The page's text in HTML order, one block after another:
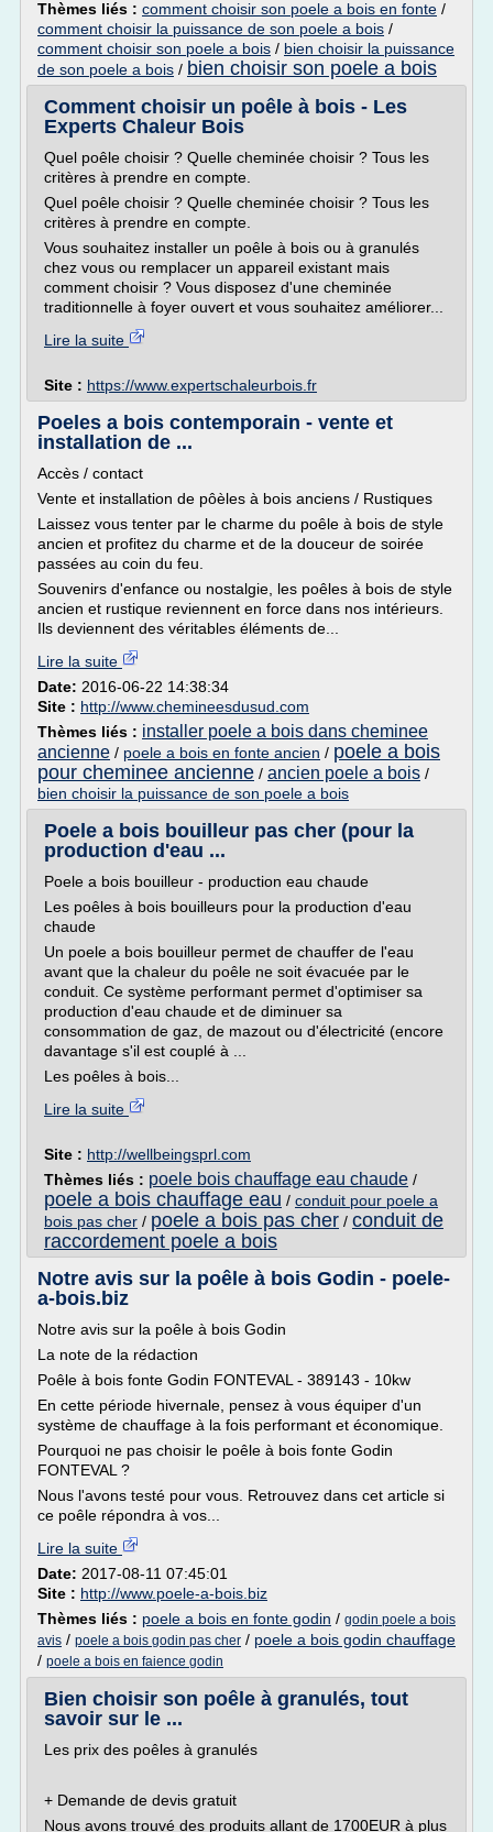
Thèmes liés : comment choisir son poele a bois en fonte /
comment choisir la puissance de son poele a bois /
comment choisir son poele a bois / bien choisir la puissance
de son poele a bois / bien choisir son poele a bois
Comment choisir un poêle à bois - Les
Experts Chaleur Bois
Quel poêle choisir ? Quelle cheminée choisir ? Tous les
critères à prendre en compte.
Quel poêle choisir ? Quelle cheminée choisir ? Tous les
critères à prendre en compte.
Vous souhaitez installer un poêle à bois ou à granulés
chez vous ou remplacer un appareil existant mais
comment choisir ? Vous disposez d'une cheminée
traditionnelle à foyer ouvert et vous souhaitez améliorer...
Lire la suite
Site : https://www.expertschaleurbois.fr
Poeles a bois contemporain - vente et
installation de ...
Accès / contact
Vente et installation de pôèles à bois anciens / Rustiques
Laissez vous tenter par le charme du poêle à bois de style
ancien et profitez du charme et de la douceur de soirée
passées au coin du feu.
Souvenirs d'enfance ou nostalgie, les poêles à bois de style
ancien et rustique reviennent en force dans nos intérieurs.
Ils deviennent des véritables éléments de...
Lire la suite
Date: 2016-06-22 14:38:34
Site : http://www.chemineesdusud.com
Thèmes liés : installer poele a bois dans cheminee
ancienne / poele a bois en fonte ancien / poele a bois
pour cheminee ancienne / ancien poele a bois /
bien choisir la puissance de son poele a bois
Poele a bois bouilleur pas cher (pour la
production d'eau ...
Poele a bois bouilleur - production eau chaude
Les poêles à bois bouilleurs pour la production d'eau
chaude
Un poele a bois bouilleur permet de chauffer de l'eau
avant que la chaleur du poêle ne soit évacuée par le
conduit. Ce système performant permet d'optimiser sa
production d'eau chaude et de diminuer sa
consommation de gaz, de mazout ou d'électricité (encore
davantage s'il est couplé à ...
Les poêles à bois...
Lire la suite
Site : http://wellbeingsprl.com
Thèmes liés : poele bois chauffage eau chaude /
poele a bois chauffage eau / conduit pour poele a
bois pas cher / poele a bois pas cher / conduit de
raccordement poele a bois
Notre avis sur la poêle à bois Godin - poele-
a-bois.biz
Notre avis sur la poêle à bois Godin
La note de la rédaction
Poêle à bois fonte Godin FONTEVAL - 389143 - 10kw
En cette période hivernale, pensez à vous équiper d'un
système de chauffage à la fois performant et économique.
Pourquoi ne pas choisir le poêle à bois fonte Godin
FONTEVAL ?
Nous l'avons testé pour vous. Retrouvez dans cet article si
ce poêle répondra à vos...
Lire la suite
Date: 2017-08-11 07:45:01
Site : http://www.poele-a-bois.biz
Thèmes liés : poele a bois en fonte godin / godin poele a bois
avis / poele a bois godin pas cher / poele a bois godin chauffage
/ poele a bois en faience godin
Bien choisir son poêle à granulés, tout
savoir sur le ...
Les prix des poêles à granulés
+ Demande de devis gratuit
Nous avons trouvé des produits allant de 1700EUR à plus